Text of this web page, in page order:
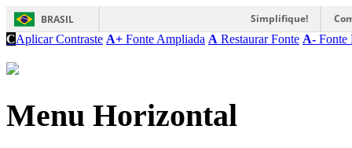
BRASIL Simplifique!
CAplicar Contraste A+ Fonte Ampliada A Restaurar Fonte A- Fonte
Menu Horizontal